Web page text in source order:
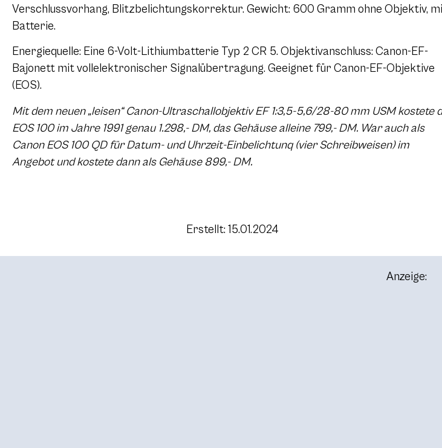
Verschlussvorhang, Blitzbelichtungskorrektur. Gewicht: 600 Gramm ohne Objektiv,
Batterie.
Energiequelle: Eine 6-Volt-Lithiumbatterie Typ 2 CR 5. Objektivanschluss: Canon-EF-
Bajonett mit vollelektronischer Signalübertragung. Geeignet für Canon-EF-Objektive
(EOS).
Mit dem neuen „leisen“ Canon-Ultraschallobjektiv EF 1:3,5-5,6/28-80 mm USM kostete
EOS 100 im Jahre 1991 genau 1.298,- DM, das Gehäuse alleine 799,- DM. War auch als
Canon EOS 100 QD für Datum- und Uhrzeit-Einbelichtunq (vier Schreibweisen) im
Angebot und kostete dann als Gehäuse 899,- DM.
Erstellt: 15.01.2024
Anzeige: